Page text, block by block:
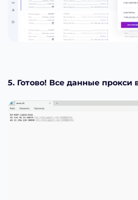
5. Готово! Все данные прокси